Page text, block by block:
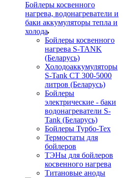
Бойлеры косвенного
нагрева, водонагреватели и
баки аккумуляторы тепла и
холода
Бойлеры косвенного
нагрева S-TANK
(Беларусь)
Холодоаккумуляторы
S-Tank СТ 300-5000
литров (Беларусь)
Бойлеры
электрические - баки
водонагреватели S-
Tank (Беларусь)
Бойлеры Турбо-Тех
Термостаты для
бойлеров
ТЭНы для бойлеров
косвенного нагрева
Титановые аноды